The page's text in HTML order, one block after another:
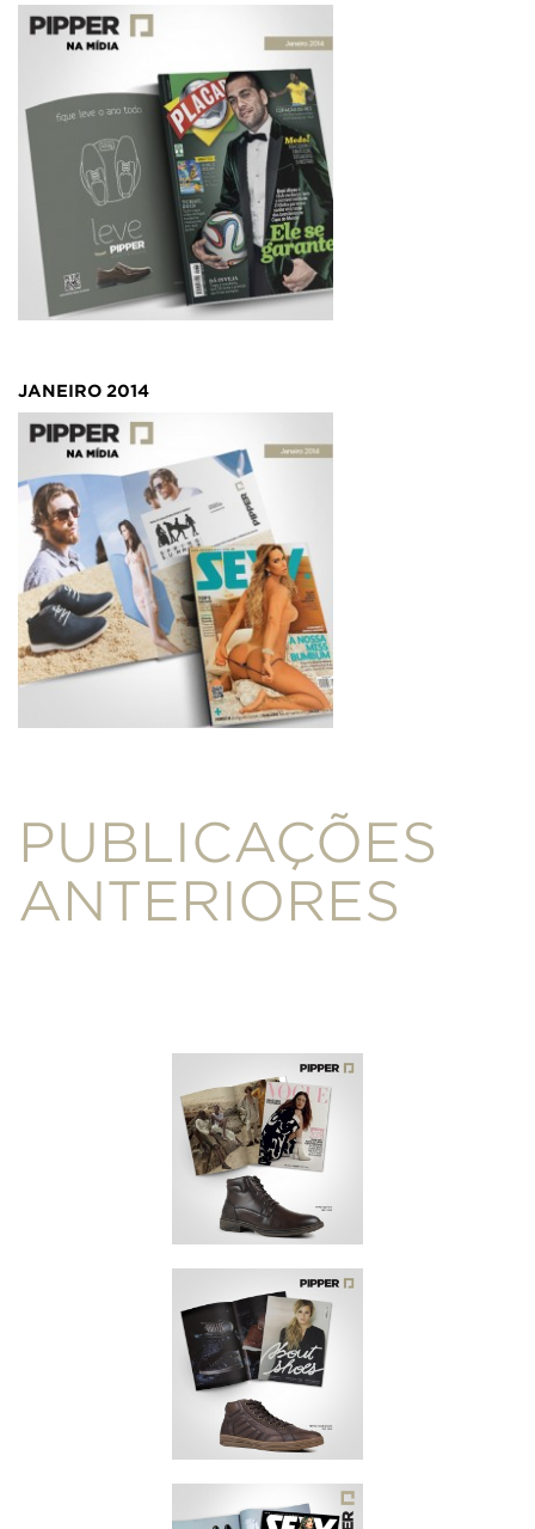
PLACAR
JANEIRO/2014
JANEIRO 2014
PUBLICAÇÕES
ANTERIORES
JANEIRO 2018
REVISTA
VOGUE